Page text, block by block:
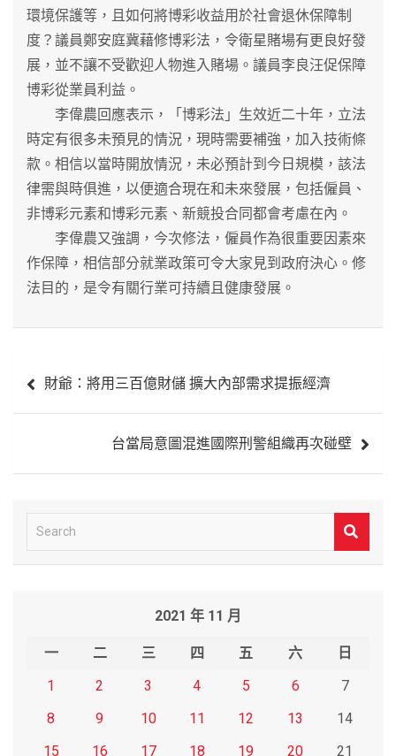
環境保護等，且如何將博彩收益用於社會退休保障制
度？議員鄭安庭冀藉修博彩法，令衛星賭場有更良好發
展，並不讓不受歡迎人物進入賭場。議員李良汪促保障
博彩從業員利益。
李偉農回應表示，「博彩法」生效近二十年，立法
時定有很多未預見的情況，現時需要補強，加入技術條
款。相信以當時開放情況，未必預計到今日規模，該法
律需與時俱進，以便適合現在和未來發展，包括僱員、
非博彩元素和博彩元素、新競投合同都會考慮在內。
李偉農又強調，今次修法，僱員作為很重要因素來
作保障，相信部分就業政策可令大家見到政府決心。修
法目的，是令有關行業可持續且健康發展。
章
財爺：將用三百億財儲 擴大內部需求提振經濟
台當局意圖混進國際刑警組織再次碰壁
e
2021 年 11 月
一 二 三 四 五 六
日
1
2 3 4 5 6
7
8
9 10 11 12 13
14
15
16 17 18 19 20 21